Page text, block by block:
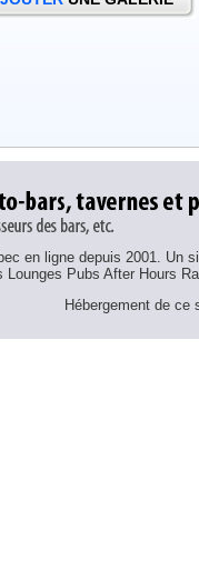
en ligne depuis 2001.
Pubs After Hours
Hébergement de ce